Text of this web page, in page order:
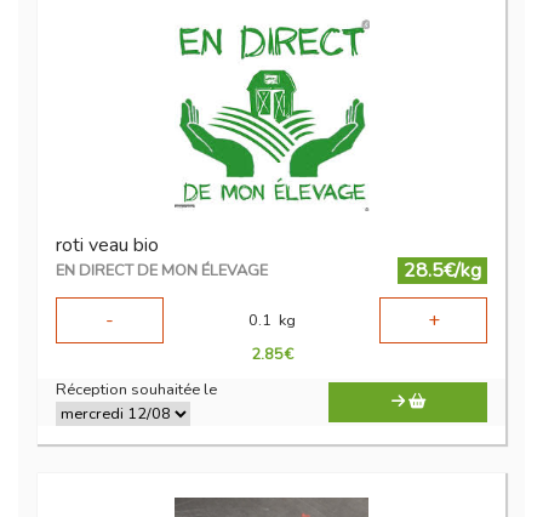
roti veau bio
EN DIRECT DE MON ÉLEVAGE
28.5€/kg
-
0.1 kg +
2.85€
Réception souhaitée le